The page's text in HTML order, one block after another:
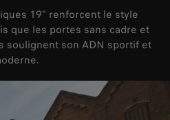
19" renforcent le style
que les portes sans cadre et
soulignent son ADN sportif et